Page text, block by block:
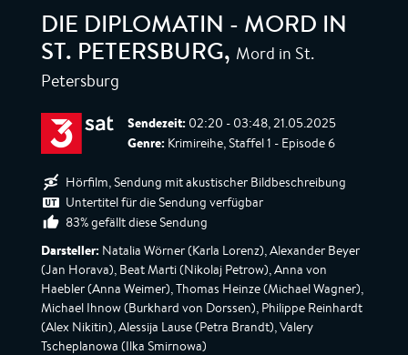
DIE DIPLOMATIN - MORD IN
ST. PETERSBURG, Mord in St.
Petersburg
Sendezeit: 02:20 - 03:48, 21.05.2025
Genre: Krimireihe, Staffel 1 - Episode 6
Hörfilm, Sendung mit akustischer Bildbeschreibung
Untertitel für die Sendung verfügbar
83% gefällt diese Sendung
Darsteller: Natalia Wörner (Karla Lorenz), Alexander Beyer
(Jan Horava), Beat Marti (Nikolaj Petrow), Anna von
Haebler (Anna Weimer), Thomas Heinze (Michael Wagner),
Michael Ihnow (Burkhard von Dorssen), Philippe Reinhardt
(Alex Nikitin), Alessija Lause (Petra Brandt), Valery
Tscheplanowa (Ilka Smirnowa)